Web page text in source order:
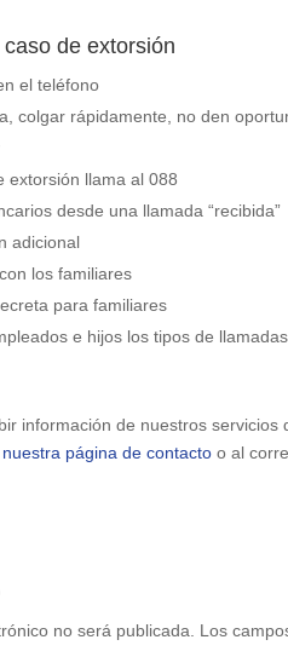
de extorsión
el teléfono
colgar rápidamente, no den
extorsión llama al 088
desde una llamada “recibida”
adicional
los familiares
para familiares
e hijos los tipos de
información de nuestros
nuestra página de contacto o al
no será publicada. Los